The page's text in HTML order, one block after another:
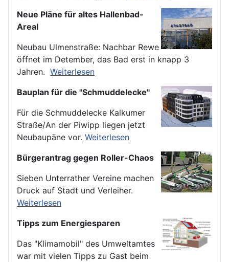
Neue Pläne für altes Hallenbad-
Areal
Neubau Ulmenstraße: Nachbar Rewe
öffnet im Detember, das Bad erst in knapp 3
Jahren. Weiterlesen
Bauplan für die "Schmuddelecke"
Für die Schmuddelecke Kalkumer
Straße/An der Piwipp liegen jetzt
Neubaupäne vor. Weiterlesen
Bürgerantrag gegen Roller-Chaos
Sieben Unterrather Vereine machen
Druck auf Stadt und Verleiher.
Weiterlesen
Tipps zum Energiesparen
Das "Klimamobil" des Umweltamtes
war mit vielen Tipps zu Gast beim